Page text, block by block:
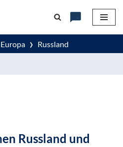
Europa › Russland
Russland und